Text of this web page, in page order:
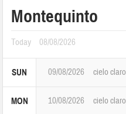
Montequinto
Today 08/08/2026
SUN 09/08/2026 cielo claro
MON 10/08/2026 cielo claro